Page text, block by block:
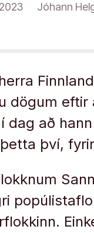
Jóhann
dögum
í dag að
því,